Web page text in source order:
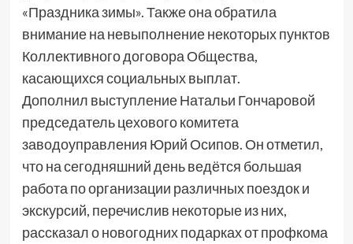
«Праздника зимы». Также она обратила
внимание на невыполнение некоторых пунктов
Коллективного договора Общества,
касающихся социальных выплат.
Дополнил выступление Натальи Гончаровой
председатель цехового комитета
заводоуправления Юрий Осипов. Он отметил,
что на сегодняшний день ведётся большая
работа по организации различных поездок и
экскурсий, перечислив некоторые из них,
рассказал о новогодних подарках от профкома